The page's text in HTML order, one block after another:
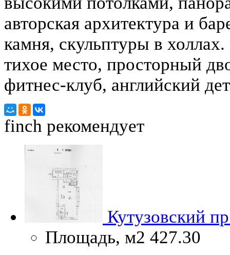
авторская архитектура и
камня, скульптуры в
тихое место, просторный
фитнес-клуб, английский
finch рекомендует
Кутузовский
Площадь, м2 427.30